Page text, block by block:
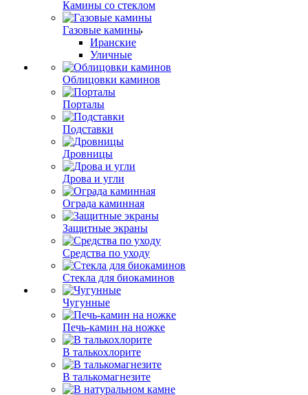
Камины со стеклом
Газовые камины
Иранские
Уличные
Облицовки каминов
Порталы
Подставки
Дровницы
Дрова и угли
Ограда каминная
Защитные экраны
Средства по уходу
Стекла для биокаминов
Чугунные
Печь-камин на ножке
В талькохлорите
В талькомагнезите